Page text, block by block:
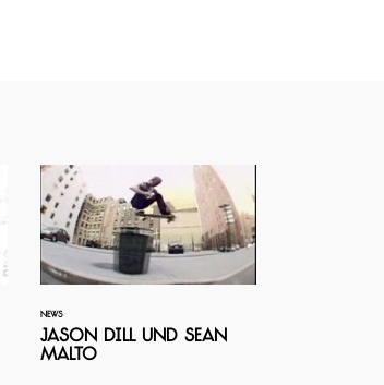
NEWS
Jason Dill und Sean
Malto